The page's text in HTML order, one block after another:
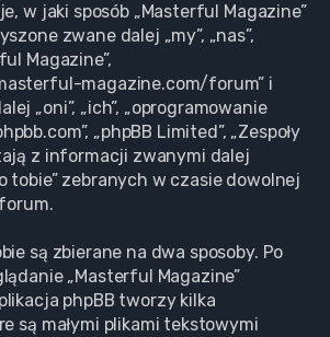
w jaki sposób „Masterful Magazine”
zwane dalej „my”, „nas”,
Magazine”,
magazine.com/forum” i
„oni”, „ich”, „oprogramowanie
„phpBB Limited”, „Zespoły
z informacji zwanymi dalej
tobie” zebranych w czasie dowolnej
są zbierane na dwa sposoby. Po
„Masterful Magazine”
phpBB tworzy kilka
są małymi plikami tekstowymi